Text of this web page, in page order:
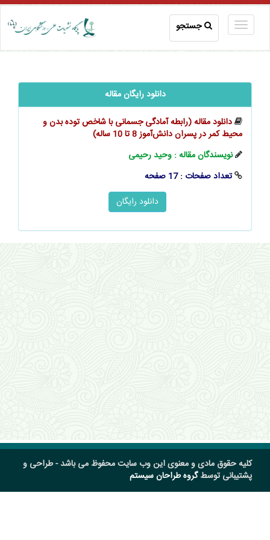
جستجو
دانلود رایگان مقاله
دانلود مقاله (رابطه آمادگی جسمانی با شاخص توده بدن و
محیط کمر در پسران ‌‌‌‌‌دانش‌آموز 8 تا 10 ساله)
نویسندگان مقاله : وحید رحیمی
تعداد صفحات : 17 صفحه
کلیه حقوق مادی و معنوی این وب سایت محفوظ می باشد - طراحی و
پشتیبانی توسطگروه طراحان سیستم